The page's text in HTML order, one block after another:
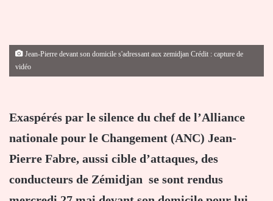
Jean-Pierre devant son domicile s'adressant aux zemidjan Crédit : capture de
vidéo
Exaspérés par le silence du chef de l’Alliance
nationale pour le Changement (ANC) Jean-
Pierre Fabre, aussi cible d’attaques, des
conducteurs de Zémidjan se sont rendus